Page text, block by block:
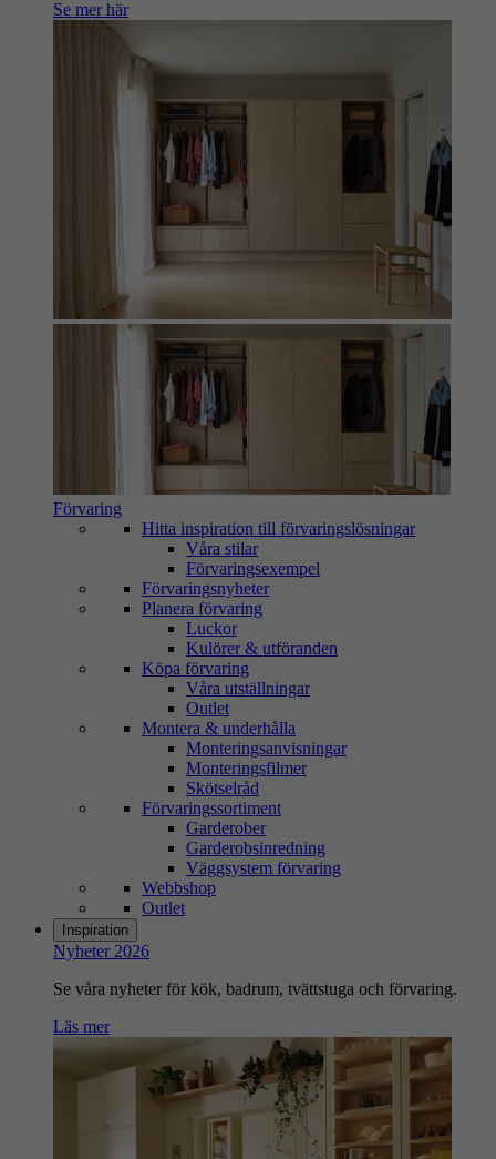
Se mer här
Förvaring
Hitta inspiration till förvaringslösningar
Våra stilar
Förvaringsexempel
Förvaringsnyheter
Planera förvaring
Luckor
Kulörer & utföranden
Köpa förvaring
Våra utställningar
Outlet
Montera & underhålla
Monteringsanvisningar
Monteringsfilmer
Skötselråd
Förvaringssortiment
Garderober
Garderobsinredning
Väggsystem förvaring
Webbshop
Outlet
Inspiration
Nyheter 2026
Se våra nyheter för kök, badrum, tvättstuga och förvaring.
Läs mer